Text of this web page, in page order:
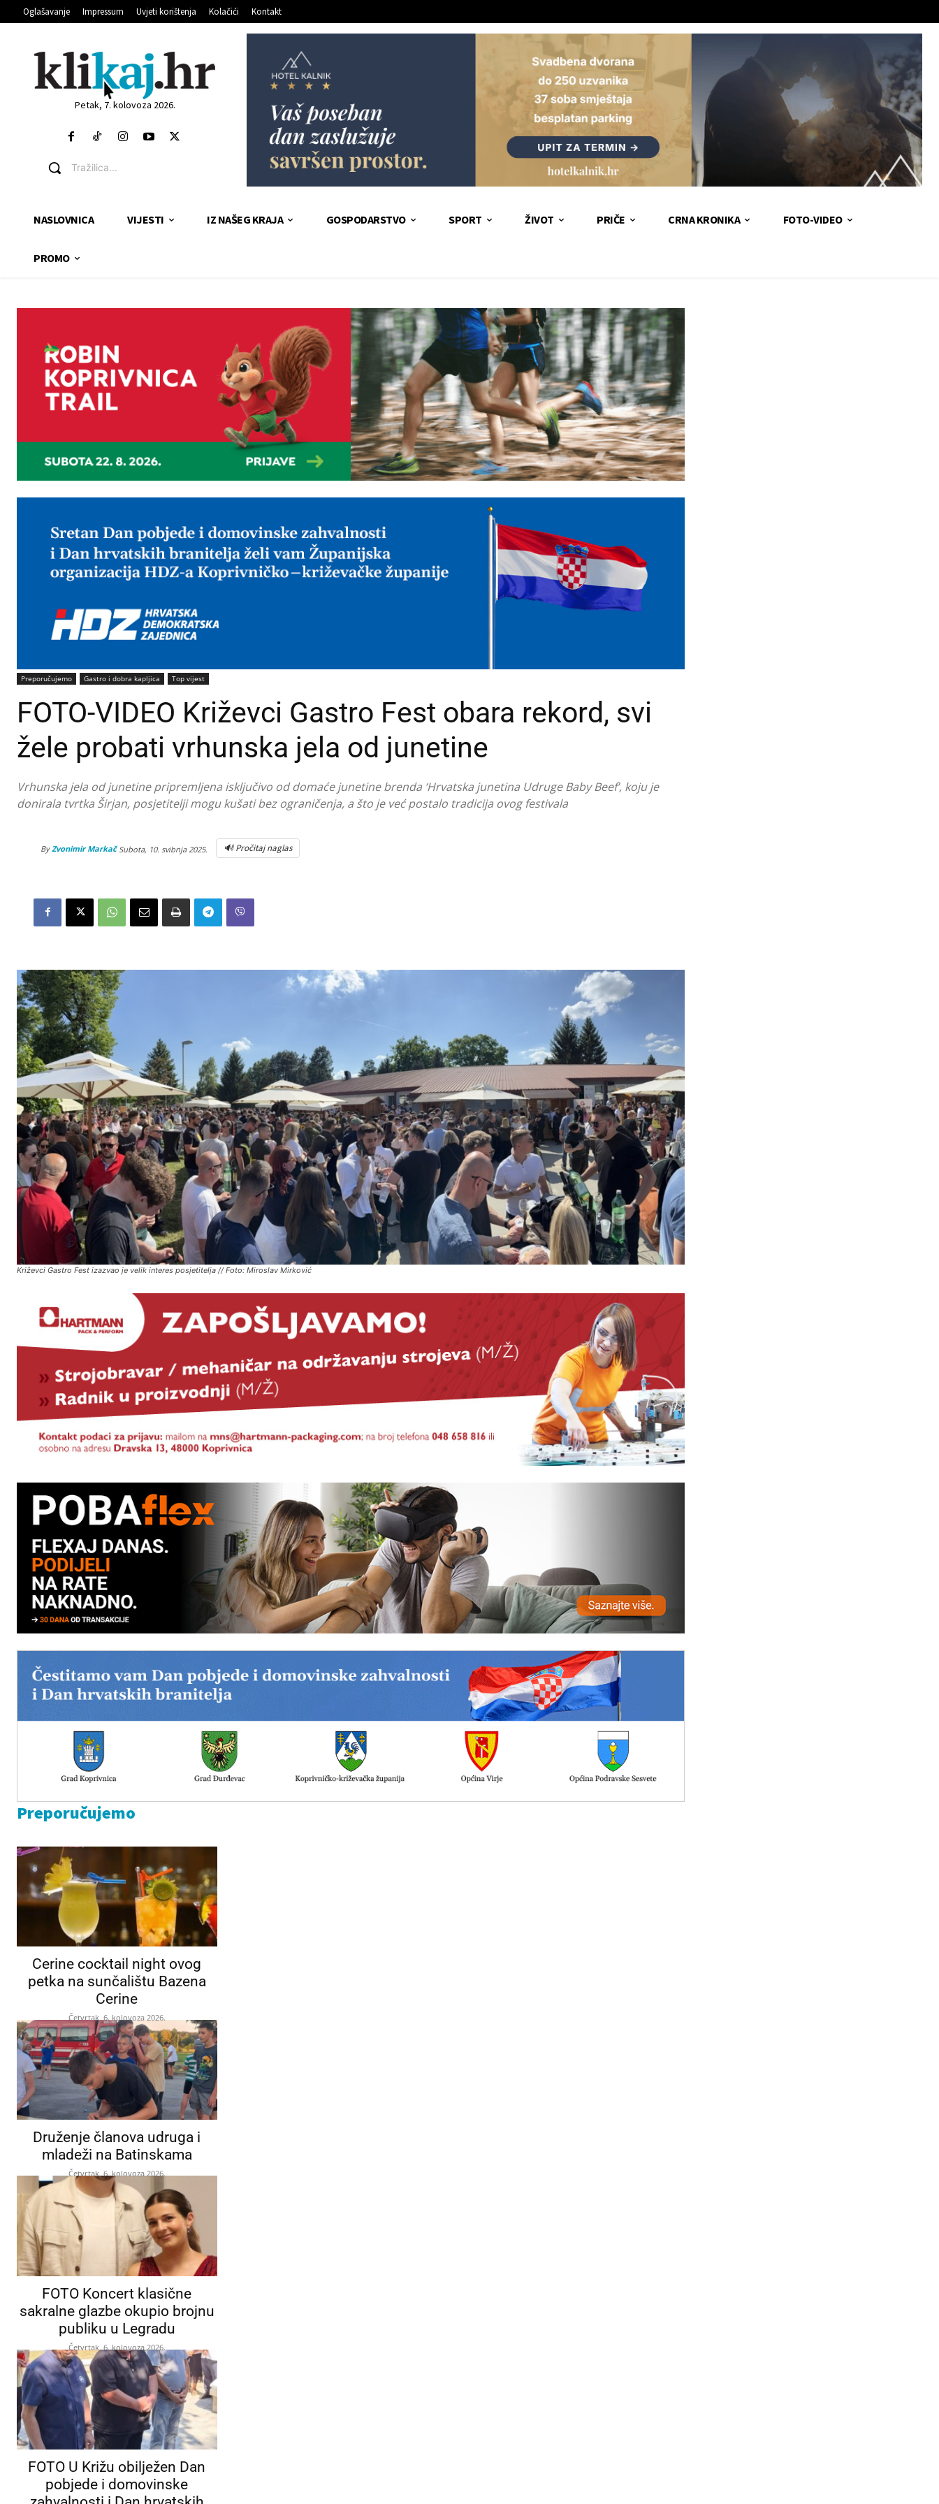
Oglašavanje Impressum Uvjeti korištenja Kolačići Kontakt
Petak, 7. kolovoza 2026.
Tražilica...
NASLOVNICA VIJESTI IZ NAŠEG KRAJA GOSPODARSTVO SPORT ŽIVOT PRIČE CRNA KRONIKA FOTO-VIDEO
PROMO
Preporučujemo Gastro i dobra kapljica Top vijest
FOTO-VIDEO Križevci Gastro Fest obara rekord, svi
žele probati vrhunska jela od junetine
Vrhunska jela od junetine pripremljena isključivo od domaće junetine brenda ‘Hrvatska junetina Udruge Baby Beef’, koju je
donirala tvrtka Širjan, posjetitelji mogu kušati bez ograničenja, a što je već postalo tradicija ovog festivala
By Zvonimir Markač Subota, 10. svibnja 2025. 🔊 Pročitaj naglas
Križevci Gastro Fest izazvao je velik interes posjetitelja // Foto: Miroslav Mirković
Preporučujemo
Cerine cocktail night ovog
petka na sunčalištu Bazena
Cerine
Četvrtak, 6. kolovoza 2026.
Druženje članova udruga i
mladeži na Batinskama
Četvrtak, 6. kolovoza 2026.
FOTO Koncert klasične
sakralne glazbe okupio brojnu
publiku u Legradu
Četvrtak, 6. kolovoza 2026.
FOTO U Križu obilježen Dan
pobjede i domovinske